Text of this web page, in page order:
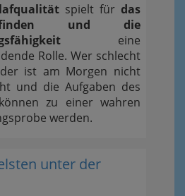
spielt für das
und die
eine
Rolle. Wer schlecht
ist am Morgen nicht
und die Aufgaben des
zu einer wahren
werden.
unter der